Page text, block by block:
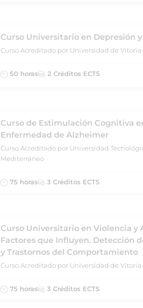
Curso Universitario en Depresión
Curso Acreditado por Universidad de
50 horas 2 Créditos ECTS
Curso de Estimulación Cognitiva
Enfermedad de Alzheimer
Curso Acreditado por Universidad
Mediterráneo
75 horas 3 Créditos ECTS
Curso Universitario en Violencia y
Factores que Influyen. Detección
y Trastornos del Comportamiento
Curso Acreditado por Universidad de
75 horas 3 Créditos ECTS